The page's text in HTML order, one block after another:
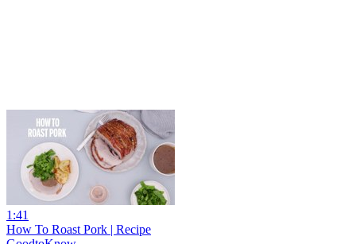
1:41
How To Roast Pork | Recipe